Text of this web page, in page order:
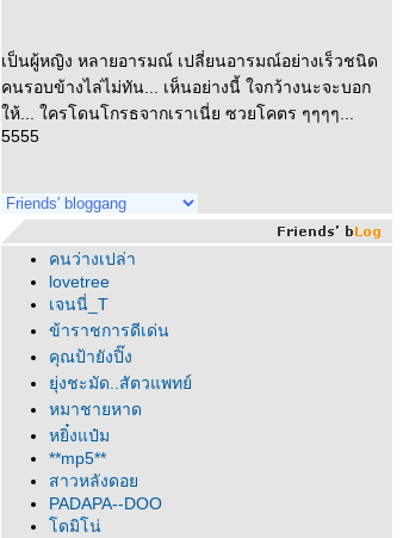
เป็นผู้หญิง หลายอารมณ์ เปลี่ยนอารมณ์อย่างเร็วชนิด
คนรอบข้างไล่ไม่ทัน... เห็นอย่างนี้ ใจกว้างนะจะบอก
ห้... ใครโดนโกรธจากเราเนี่ย ซวยโคตร ๆๆๆๆ...
5555
คนว่างเปล่า
lovetree
เจนนี่_T
ข้าราชการดีเด่น
คุณป้ายังปิ๊ง
ุ่งชะมัด..สัตวแพทย์
หมาชายหาด
หยิ๋งแป๋ม
**mp5**
สาวหลังดอ
PADAPA--DOO
ดมิโน่